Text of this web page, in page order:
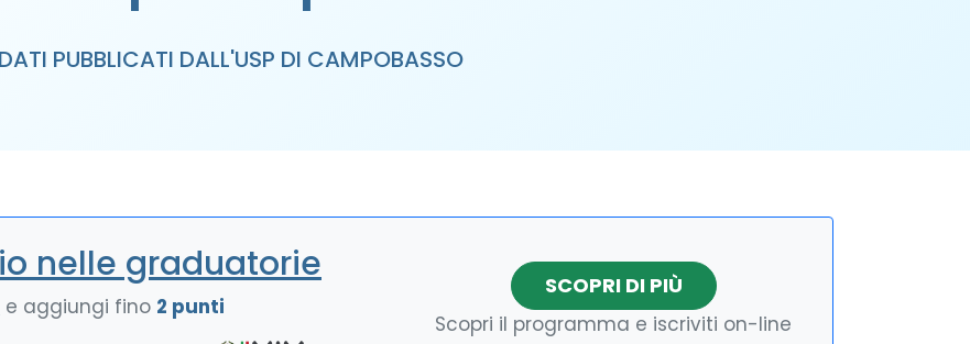
DATI PUBBLICATI DALL'USP DI CAMPOBASSO
nelle graduatorie
e aggiungi fino 2 punti
SCOPRI DI PIÙ
Scopri il programma e iscriviti on-line